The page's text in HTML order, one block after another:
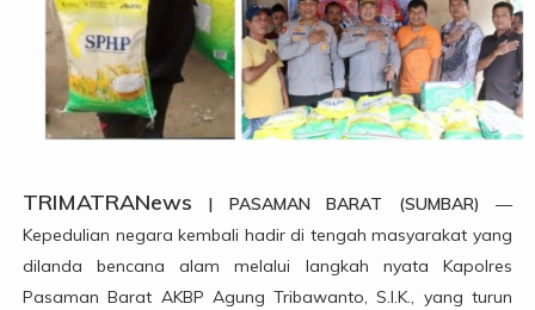
TRIMATRANews | PASAMAN BARAT (SUMBAR)—
Kepedulian negara kembali hadir di tengah masyarakat yang
dilanda bencana alam melalui langkah nyata Kapolres
Pasaman Barat AKBP Agung Tribawanto, S.I.K., yang turun